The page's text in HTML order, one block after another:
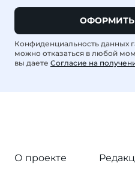
Конфиденциальность данных
можно отказаться в любой
вы даете Согласие на
О проекте